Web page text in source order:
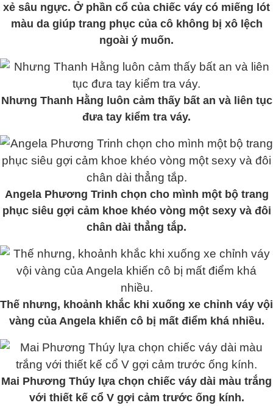
xẻ sâu ngực. Ở phần cổ của chiếc váy có miếng lót
màu da giúp trang phục của cô không bị xô lệch
ngoài ý muốn.
Nhưng Thanh Hằng luôn cảm thấy bất an và liên tục
đưa tay kiểm tra váy.
Angela Phương Trinh chọn cho mình một bộ trang
phục siêu gợi cảm khoe khéo vòng một sexy và đôi
chân dài thẳng tắp.
Thế nhưng, khoảnh khắc khi xuống xe chỉnh váy vội
vàng của Angela khiến cô bị mất điểm khá nhiều.
Mai Phương Thúy lựa chọn chiếc váy dài màu trắng
với thiết kế cổ V gợi cảm trước ống kính.